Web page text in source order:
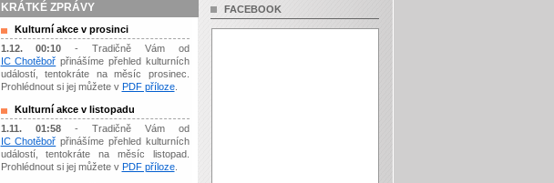
KRÁTKÉ ZPRÁVY
Kulturní akce v prosinci
1.12. 00:10 - Tradičně Vám od
IC Chotěboř přinášíme přehled kulturních
událostí, tentokráte na měsíc prosinec.
Prohlédnout si jej můžete v PDF příloze.
Kulturní akce v listopadu
1.11. 01:58- Tradičně Vám od
IC Chotěboř přinášíme přehled kulturních
událostí, tentokráte na měsíc listopad.
Prohlédnout si jej můžete v PDF příloze.
FACEBOOK